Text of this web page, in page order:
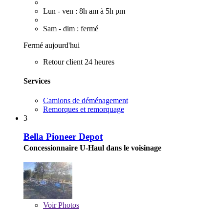
Lun - ven : 8h am à 5h pm
Sam - dim : fermé
Fermé aujourd'hui
Retour client 24 heures
Services
Camions de déménagement
Remorques et remorquage
3
Bella Pioneer Depot
Concessionnaire U-Haul dans le voisinage
VoirPhotos